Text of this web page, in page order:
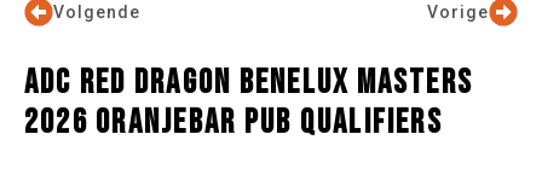
Vorige
Volgende
ADC RED DRAGON BENELUX MASTERS
2026 ORANJEBAR PUB QUALIFIERS